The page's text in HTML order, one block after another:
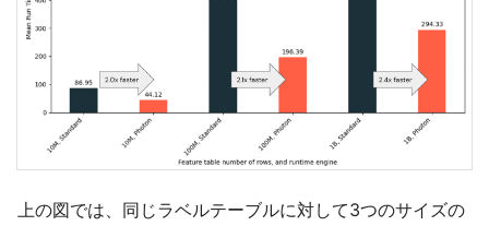
上の図では、同じラベルテーブルに対して3つのサイズの